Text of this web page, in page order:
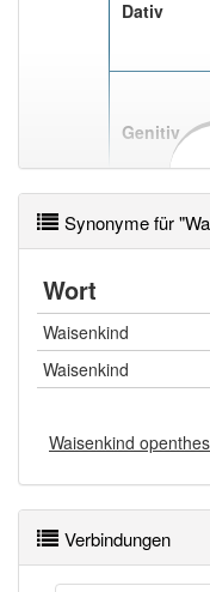
Dativ
Genitiv
Synonyme für
Wort
Waisenkind
Waisenkind
Waisenkind
Verbindungen